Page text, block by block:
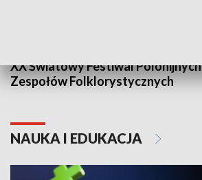
XX Światowy Festiwal Polonijnych
Zespołów Folklorystycznych
NAUKA I EDUKACJA